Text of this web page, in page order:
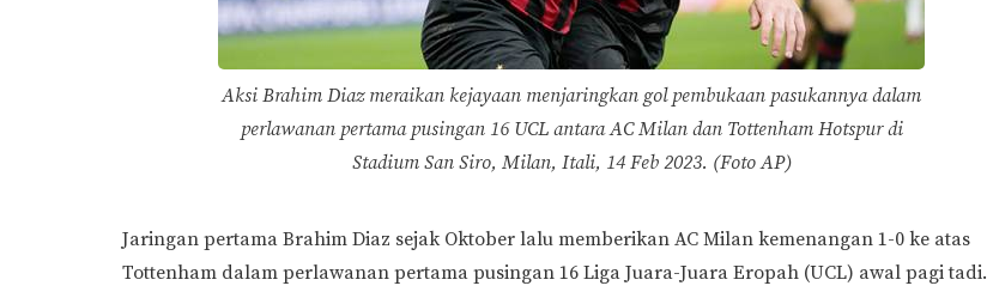
Aksi Brahim Diaz meraikan kejayaan menjaringkan gol pembukaan pasukannya dalam
perlawanan pertama pusingan 16 UCL antara AC Milan dan Tottenham Hotspur di
Stadium San Siro, Milan, Itali, 14 Feb 2023. (Foto AP)
Jaringan pertama Brahim Diaz sejak Oktober lalu memberikan AC Milan kemenangan 1-0 ke atas
Tottenham dalam perlawanan pertama pusingan 16 Liga Juara-Juara Eropah (UCL) awal pagi tadi.